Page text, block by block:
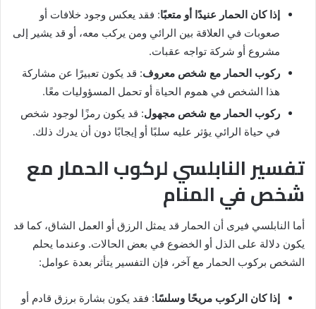
إذا كان الحمار عنيدًا أو متعبًا: فقد يعكس وجود خلافات أو
صعوبات في العلاقة بين الرائي ومن يركب معه، أو قد يشير إلى
مشروع أو شركة تواجه عقبات.
ركوب الحمار مع شخص معروف: قد يكون تعبيرًا عن مشاركة
هذا الشخص في هموم الحياة أو تحمل المسؤوليات معًا.
ركوب الحمار مع شخص مجهول: قد يكون رمزًا لوجود شخص
في حياة الرائي يؤثر عليه سلبًا أو إيجابًا دون أن يدرك ذلك.
تفسير النابلسي لركوب الحمار مع
شخص في المنام
أما النابلسي فيرى أن الحمار قد يمثل الرزق أو العمل الشاق، كما قد
يكون دلالة على الذل أو الخضوع في بعض الحالات. وعندما يحلم
الشخص بركوب الحمار مع آخر، فإن التفسير يتأثر بعدة عوامل:
إذا كان الركوب مريحًا وسلسًا: فقد يكون بشارة برزق قادم أو